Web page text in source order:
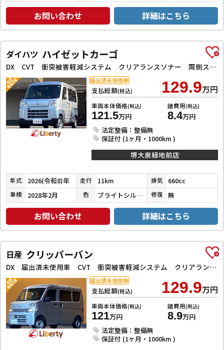
お問い合わせ 詳細はこちら
ダイハツ ハイゼットカーゴ
DX CVT 衝突被害軽減システム クリアランスソナー 両側スライドドア キーレスエントリー アイドリングストップ オートライト ABS ESC エアコン パワーステアリング パワーウィンドウ
支払総額(税込) 129.9万円
車両本体価格(税込)
121.5万円
諸費用(税込)
8.4万円
法定整備：整備無
保証付 (1ヶ月・1000km )
届出済未使用車
堺大泉緑地前店
年式 2026(令和8)年 走行 11km 排気 660cc
車検 2028年2月 色 ブライトシルバーメタリック 修復 無
お問い合わせ 詳細はこちら
日産 クリッパーバン
DX 届出済未使用車 CVT 衝突被害軽減システム クリアランスソナー 両側スライドドア アイドリングストップ オートライト ESC エアコン パワーウィンドウ
支払総額(税込) 129.9万円
車両本体価格(税込)
121万円
諸費用(税込)
8.9万円
法定整備：整備無
保証付 (1ヶ月・1000km )
届出済未使用車